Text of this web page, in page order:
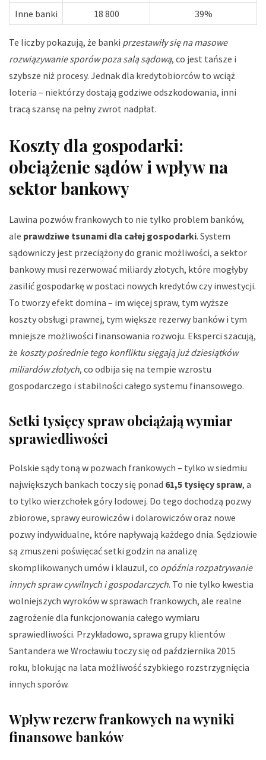
Inne banki
18 800 39%
Te liczby pokazują, że banki przestawiły się na masowe
rozwiązywanie sporów poza salą sądową, co jest tańsze i
szybsze niż procesy. Jednak dla kredytobiorców to wciąż
loteria – niektórzy dostają godziwe odszkodowania, inni
tracą szansę na pełny zwrot nadpłat.
Koszty dla gospodarki:
obciążenie sądów i wpływ na
sektor bankowy
Lawina pozwów frankowych to nie tylko problem banków,
ale prawdziwe tsunami dla całej gospodarki. System
sądowniczy jest przeciążony do granic możliwości, a sektor
bankowy musi rezerwować miliardy złotych, które mogłyby
zasilić gospodarkę w postaci nowych kredytów czy inwestycji.
To tworzy efekt domina – im więcej spraw, tym wyższe
koszty obsługi prawnej, tym większe rezerwy banków i tym
mniejsze możliwości finansowania rozwoju. Eksperci szacują,
że koszty pośrednie tego konfliktu sięgają już dziesiątków
miliardów złotych, co odbija się na tempie wzrostu
gospodarczego i stabilności całego systemu finansowego.
Setki tysięcy spraw obciążają wymiar
sprawiedliwości
Polskie sądy toną w pozwach frankowych – tylko w siedmiu
największych bankach toczy się ponad 61,5 tysięcy spraw, a
to tylko wierzchołek góry lodowej. Do tego dochodzą pozwy
zbiorowe, sprawy eurowiczów i dolarowiczów oraz nowe
pozwy indywidualne, które napływają każdego dnia. Sędziowie
są zmuszeni poświęcać setki godzin na analizę
skomplikowanych umów i klauzul, co opóźnia rozpatrywanie
innych spraw cywilnych i gospodarczych. To nie tylko kwestia
wolniejszych wyroków w sprawach frankowych, ale realne
zagrożenie dla funkcjonowania całego wymiaru
sprawiedliwości. Przykładowo, sprawa grupy klientów
Santandera we Wrocławiu toczy się od października 2015
roku, blokując na lata możliwość szybkiego rozstrzygnięcia
innych sporów.
Wpływ rezerw frankowych na wyniki
finansowe banków